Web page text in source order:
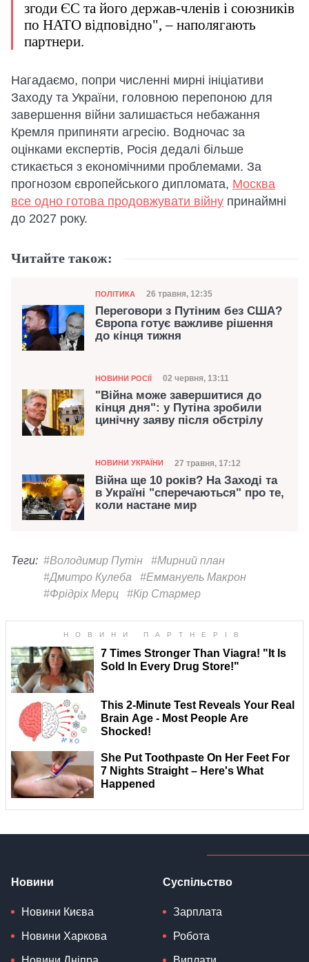
згоди ЄС та його держав-членів і союзників
по НАТО відповідно", – наполягають
партнери.
Нагадаємо, попри численні мирні ініціативи
Заходу та України, головною перепоною для
завершення війни залишається небажання
Кремля припиняти агресію. Водночас за
оцінками експертів, Росія дедалі більше
стикається з економічними проблемами. За
прогнозом європейського дипломата, Москва
все одно готова продовжувати війну принаймні
до 2027 року.
Читайте також:
Категорія
ПОЛІТИКА Дата публікації
26 травня, 12:35
Переговори з Путіним без США?
Європа готує важливе рішення
до кінця тижня
Категорія
НОВИНИ РОСІЇ Дата публікації
02 червня, 13:11
"Війна може завершитися до
кінця дня": у Путіна зробили
цинічну заяву після обстрілу
Категорія
НОВИНИ УКРАЇНИ Дата публікації
27 травня, 17:12
Війна ще 10 років? На Заході та
в Україні "сперечаються" про те,
коли настане мир
Теги: #Володимир Путін
#Мирний план
#Дмитро Кулеба
#Еммануель Макрон
#Фрідріх Мерц
#Кір Стармер
Новини
Новини Києва
Новини Харкова
Суспільство
Зарплата
Робота